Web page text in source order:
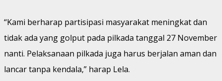
“Kami berharap partisipasi masyarakat meningkat dan
tidak ada yang golput pada pilkada tanggal 27 November
nanti. Pelaksanaan pilkada juga harus berjalan aman dan
lancar tanpa kendala,” harap Lela.